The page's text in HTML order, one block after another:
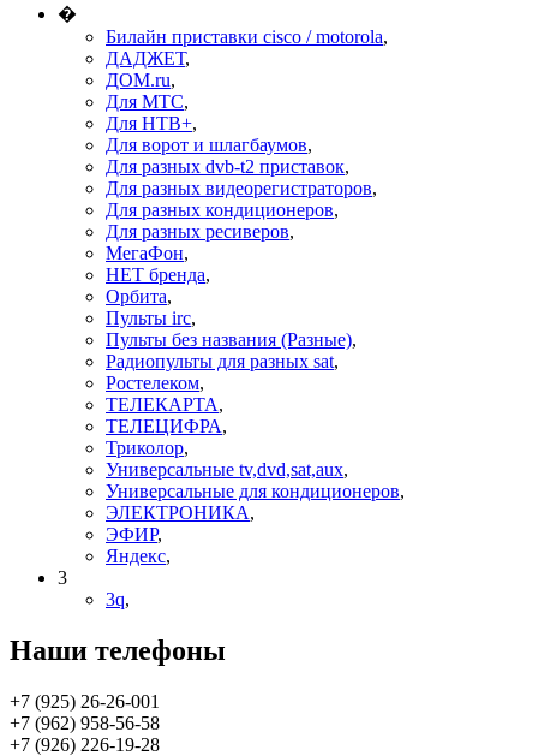
�
Билайн приставки cisco / motorola,
ДАДЖЕТ,
ДОМ.ru,
Для МТС,
Для НТВ+,
Для ворот и шлагбаумов,
Для разных dvb-t2 приставок,
Для разных видеорегистраторов,
Для разных кондиционеров,
Для разных ресиверов,
МегаФон,
НЕТ бренда,
Орбита,
Пульты irc,
Пульты без названия (Разные),
Радиопульты для разных sat,
Ростелеком,
ТЕЛЕКАРТА,
ТЕЛЕЦИФРА,
Триколор,
Универсальные tv,dvd,sat,aux,
Универсальные для кондиционеров,
ЭЛЕКТРОНИКА,
ЭФИР,
Яндекс,
3
3q,
Наши телефоны
+7 (925) 26-26-001
+7 (962) 958-56-58
+7 (926) 226-19-28